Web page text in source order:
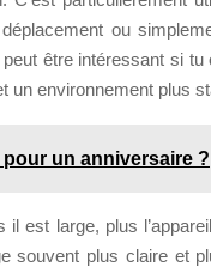
ou
être intéressant si tu
un environnement plus
un anniversaire ?
est large, plus
souvent plus claire et